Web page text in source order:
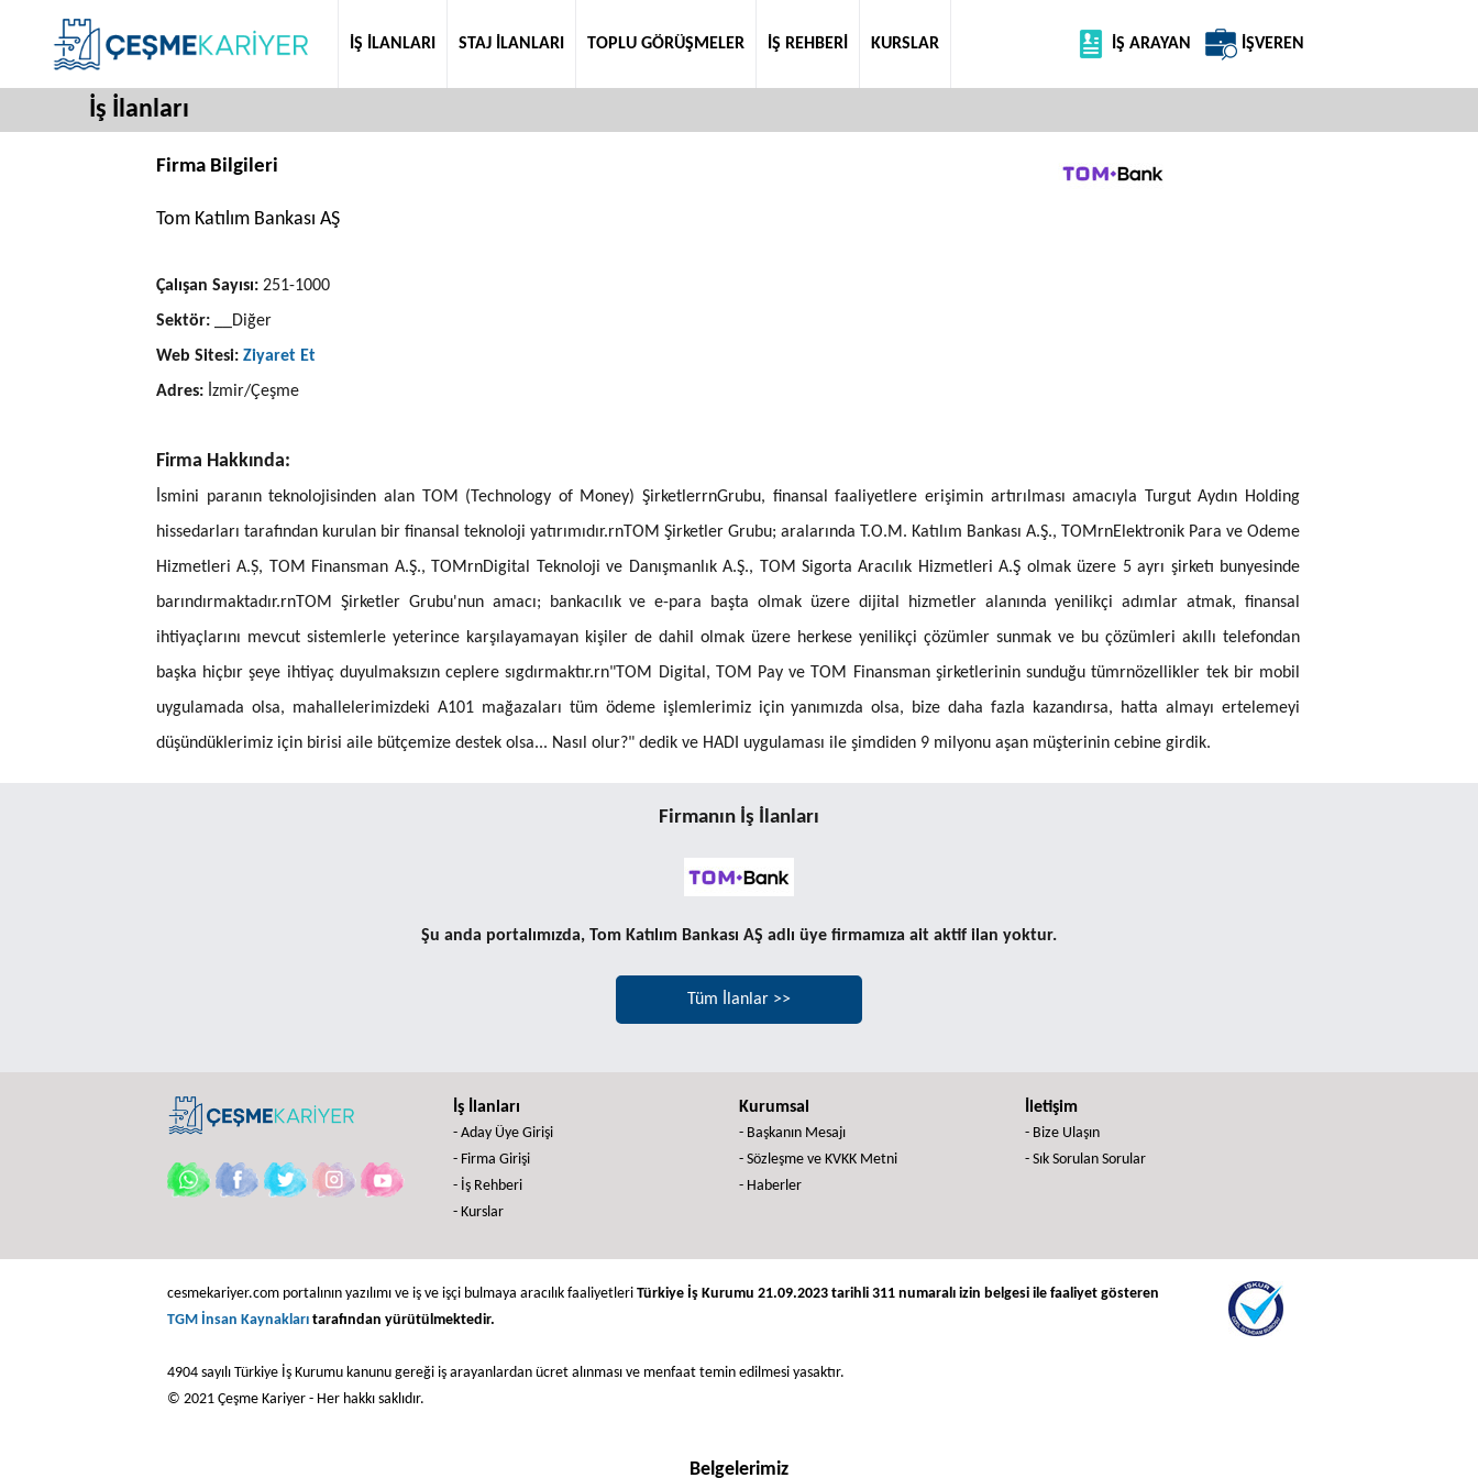
İŞ İLANLARI STAJ İLANLARI TOPLU GÖRÜŞMELER İŞ REHBERİ KURSLAR İŞ ARAYAN İŞVEREN
İş İlanları
Firma Bilgileri
Tom Katılım Bankası AŞ
Çalışan Sayısı: 251-1000
Sektör: __Diğer
Web Sitesi: Ziyaret Et
Adres: İzmir/Çeşme
Firma Hakkında:
İsmini paranın teknolojisinden alan TOM (Technology of Money) ŞirketlerrnGrubu, finansal faaliyetlere erişimin artırılması amacıyla Turgut Aydın Holding
hissedarları tarafından kurulan bir finansal teknoloji yatırımıdır.rnTOM Şirketler Grubu; aralarında T.O.M. Katılım Bankası A.Ş., TOMrnElektronik Para ve Odeme
Hizmetleri A.Ș, TOM Finansman A.Ş., TOMrnDigital Teknoloji ve Danışmanlık A.Ş., TOM Sigorta Aracılık Hizmetleri A.Ş olmak üzere 5 ayrı şirketı bunyesinde
barındırmaktadır.rnTOM Şirketler Grubu'nun amacı; bankacılık ve e-para başta olmak üzere dijital hizmetler alanında yenilikçi adımlar atmak, finansal
ihtiyaçlarını mevcut sistemlerle yeterince karşılayamayan kişiler de dahil olmak üzere herkese yenilikçi çözümler sunmak ve bu çözümleri akıllı telefondan
başka hiçbır şeye ihtiyaç duyulmaksızın ceplere sıgdırmaktır.rn"TOM Digital, TOM Pay ve TOM Finansman şirketlerinin sunduğu tümrnözellikler tek bir mobil
uygulamada olsa, mahallelerimizdeki A101 mağazaları tüm ödeme işlemlerimiz için yanımızda olsa, bize daha fazla kazandırsa, hatta almayı ertelemeyi
düşündüklerimiz için birisi aile bütçemize destek olsa... Nasıl olur?" dedik ve HADI uygulaması ile şimdiden 9 milyonu aşan müşterinin cebine girdik.
Firmanın İş İlanları
Şu anda portalımızda, Tom Katılım Bankası AŞ adlı üye firmamıza ait aktif ilan yoktur.
Tüm İlanlar >>
İş İlanları
- Aday Üye Girişi
- Firma Girişi
- İş Rehberi
- Kurslar
Kurumsal
- Başkanın Mesajı
- Sözleşme ve KVKK Metni
- Haberler
İletişim
- Bize Ulaşın
- Sık Sorulan Sorular
cesmekariyer.com portalının yazılımı ve iş ve işçi bulmaya aracılık faaliyetleri Türkiye İş Kurumu 21.09.2023 tarihli 311 numaralı izin belgesi ile faaliyet gösteren
TGM İnsan Kaynakları tarafından yürütülmektedir.
4904 sayılı Türkiye İş Kurumu kanunu gereği iş arayanlardan ücret alınması ve menfaat temin edilmesi yasaktır.
© 2021 Çeşme Kariyer - Her hakkı saklıdır.
Belgelerimiz